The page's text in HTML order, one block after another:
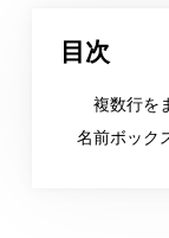
目次
複数行を
名前ボック